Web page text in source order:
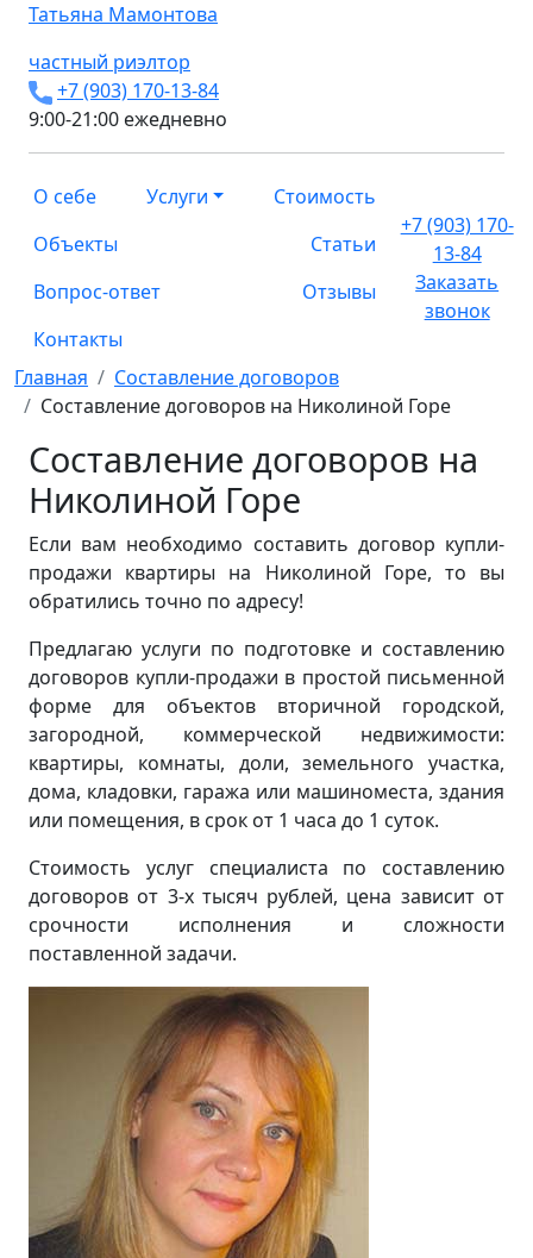
Татьяна Мамонтова
частный риэлтор
+7 (903) 170-13-84
9:00-21:00 ежедневно
О себе Услуги
Стоимость
Объекты
Статьи
Вопрос-ответ
Отзывы
Контакты
+7 (903) 170-
13-84
Заказать
звонок
Главная
Составление договоров
Составление договоров на Николиной Горе
Составление договоров на
Николиной Горе
Если вам необходимо составить договор купли-
продажи квартиры на Николиной Горе, то вы
обратились точно по адресу!
Предлагаю услуги по подготовке и составлению
договоров купли-продажи в простой письменной
форме для объектов вторичной городской,
загородной, коммерческой недвижимости:
квартиры, комнаты, доли, земельного участка,
дома, кладовки, гаража или машиноместа, здания
или помещения, в срок от 1 часа до 1 суток.
Стоимость услуг специалиста по составлению
договоров от 3-х тысяч рублей, цена зависит от
срочности исполнения и сложности
поставленной задачи.